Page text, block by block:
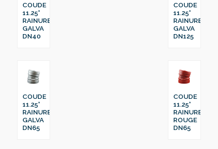
COUDE
11.25°
RAINURE
GALVA
DN40
COUDE
11.25°
RAINURE
GALVA
DN125
COUDE
11.25°
RAINURE
GALVA
DN65
COUDE
11.25°
RAINURE
ROUGE
DN65